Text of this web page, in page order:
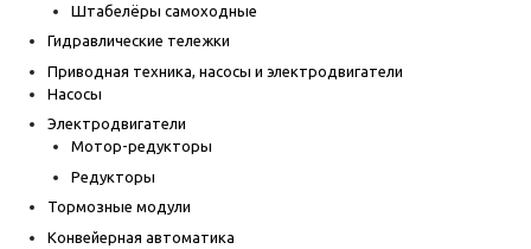
Штабелёры самоходные
Гидравлические тележки
Приводная техника, насосы и электродвигатели
Насосы
Электродвигатели
Мотор-редукторы
Редукторы
Тормозные модули
Конвейерная автоматика